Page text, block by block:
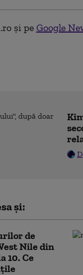
și pe Google
și:
de
Nile din
10. Ce